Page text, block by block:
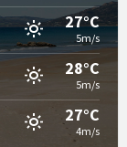
27°C
5m/s
28°C
5m/s
27°C
4m/s